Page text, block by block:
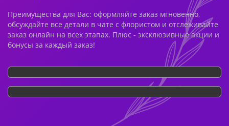
Преимущества для Вас: оформляйте заказ мгновенно,
обсуждайте все детали в чате с флористом и отслеживайте
заказ онлайн на всех этапах. Плюс - эксклюзивные акции и
бонусы за каждый заказ!